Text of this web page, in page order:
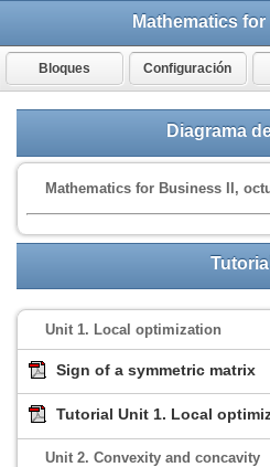
Mathematics for
Bloques Configuración
Diagrama
Mathematics for Business II,
Unit 1. Local optimization
Sign of a symmetric matrix
Tutorial Unit 1. Local
Unit 2. Convexity and concavity